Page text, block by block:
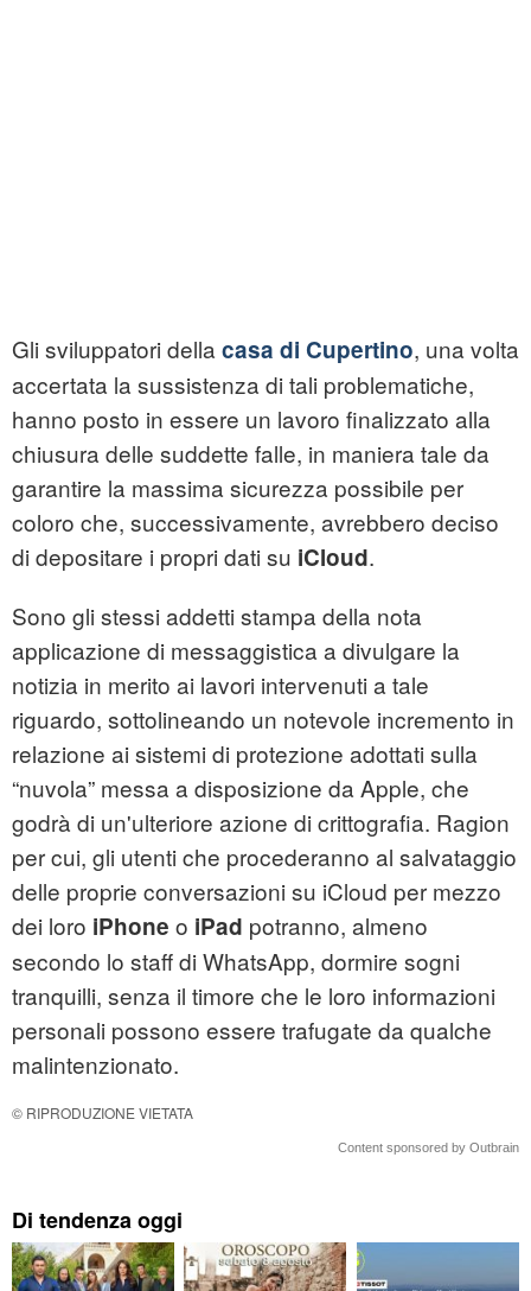
Gli sviluppatori della casa di Cupertino, una volta
accertata la sussistenza di tali problematiche,
hanno posto in essere un lavoro finalizzato alla
chiusura delle suddette falle, in maniera tale da
garantire la massima sicurezza possibile per
coloro che, successivamente, avrebbero deciso
di depositare i propri dati su iCloud.
Sono gli stessi addetti stampa della nota
applicazione di messaggistica a divulgare la
notizia in merito ai lavori intervenuti a tale
riguardo, sottolineando un notevole incremento in
relazione ai sistemi di protezione adottati sulla
“nuvola” messa a disposizione da Apple, che
godrà di un'ulteriore azione di crittografia. Ragion
per cui, gli utenti che procederanno al salvataggio
delle proprie conversazioni su iCloud per mezzo
dei loro iPhone o iPad potranno, almeno
secondo lo staff di WhatsApp, dormire sogni
tranquilli, senza il timore che le loro informazioni
personali possono essere trafugate da qualche
malintenzionato.
© RIPRODUZIONE VIETATA
Content sponsored by Outbrain
Di tendenza oggi